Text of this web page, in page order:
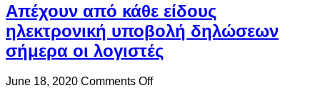
Απέχουν από κάθε είδους
ηλεκτρονική υποβολή δηλώσεων
σήμερα οι λογιστές
June 18, 2020 Comments Offon